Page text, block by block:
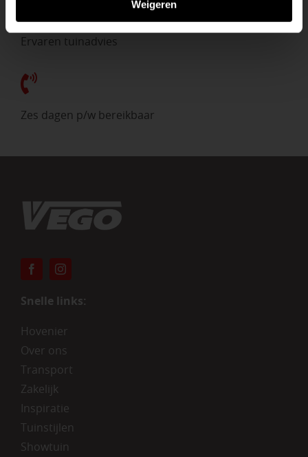
Weigeren
Ervaren tuinadvies
Zes dagen p/w bereikbaar
Snelle links:
Hovenier
Over ons
Transport
Zakelijk
Inspiratie
Tuinstijlen
Showtuin